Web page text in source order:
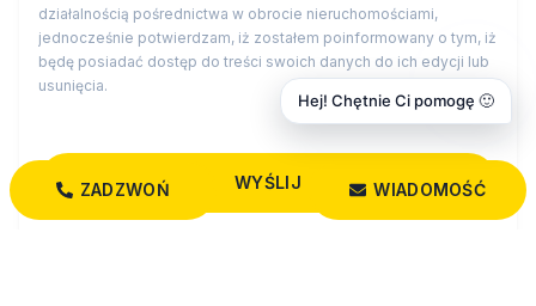
działalnością pośrednictwa w obrocie nieruchomościami,
jednocześnie potwierdzam, iż zostałem poinformowany o tym, iż
będę posiadać dostęp do treści swoich danych do ich edycji lub
usunięcia.
ZADZWOŃ WIADOMOŚĆ
Hej! Chętnie Ci pomogę 🙂